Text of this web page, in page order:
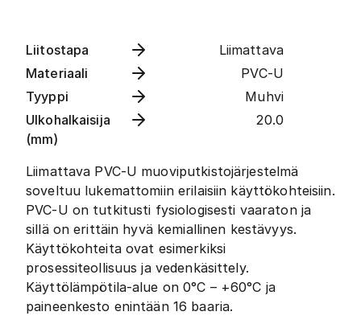
Liitostapa
Liimattava
Materiaali
PVC-U
Tyyppi
Muhvi
Ulkohalkaisija
(mm)
20.0
Liimattava PVC-U muoviputkistojärjestelmä
soveltuu lukemattomiin erilaisiin käyttökohteisiin.
PVC-U on tutkitusti fysiologisesti vaaraton ja
sillä on erittäin hyvä kemiallinen kestävyys.
Käyttökohteita ovat esimerkiksi
prosessiteollisuus ja vedenkäsittely.
Käyttölämpötila-alue on 0°C – +60°C ja
paineenkesto enintään 16 baaria.